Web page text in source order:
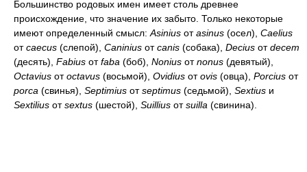
Большинство родовых имен имеет столь древнее
происхождение, что значение их забыто. Только некоторые
имеют определенный смысл: Asinius отasinus (осел), Caelius
отcaecus (слепой), Caninius отcanis (собака), Decius отdecem
(десять), Fabius отfaba (боб), Nonius отnonus (девятый),
Octavius отoctavus (восьмой), Ovidius отovis (овца), Porcius от
porca (свинья), Septimius отseptimus (седьмой), Sextius и
Sextilius отsextus (шестой), Suillius отsuilla (свинина).